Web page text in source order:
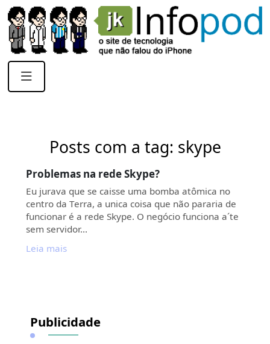
Posts com a tag: skype
Problemas na rede Skype?
Eu jurava que se caisse uma bomba atômica no
centro da Terra, a unica coisa que não pararia de
funcionar é a rede Skype. O negócio funciona a´te
sem servidor…
Leia mais
Publicidade